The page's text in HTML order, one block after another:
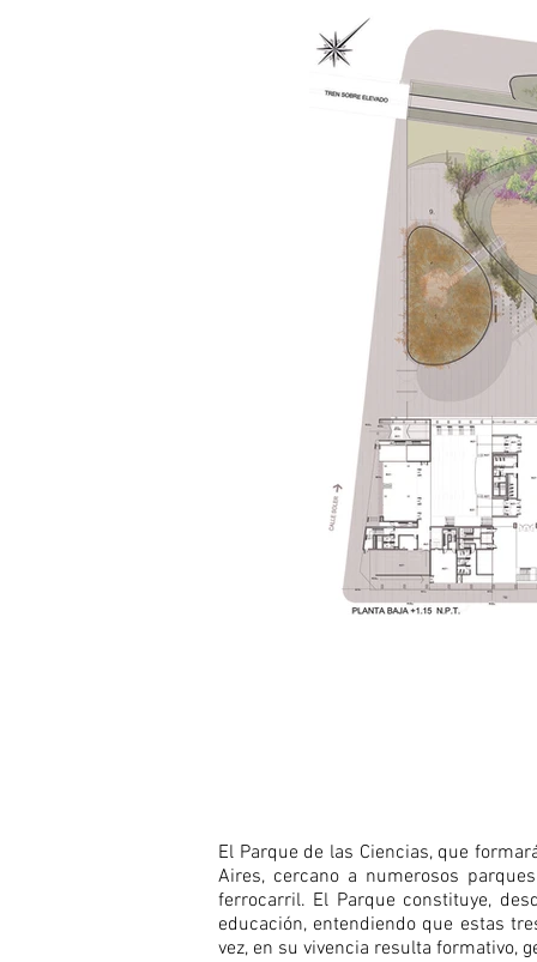
El Parque de las Ciencias, que
Aires, cercano a numerosos
ferrocarril. El Parque constituye,
educación, entendiendo que estas
vez, en su vivencia resulta formativo,